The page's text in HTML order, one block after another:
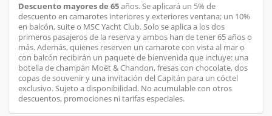
Descuento mayores de 65años. Se aplicará un 5% de
descuento en camarotes interiores y exteriores ventana; un 10%
en balcón, suite o MSC Yacht Club. Solo se aplica a los dos
primeros pasajeros de la reserva y ambos han de tener 65 años o
más. Además, quienes reserven un camarote con vista al mar o
con balcón recibirán un paquete de bienvenida que incluye: una
botella de champán Moët & Chandon, fresas con chocolate, dos
copas de souvenir y una invitación del Capitán para un cóctel
exclusivo. Sujeto a disponibilidad. No acumulable con otros
descuentos, promociones ni tarifas especiales.